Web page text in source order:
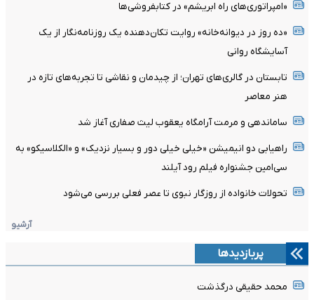
«امپراتوری‌های راه ابریشم» در کتابفروشی‌ها
«ده روز در دیوانه‌خانه» روایت تکان‌دهنده یک روزنامه‌نگار از یک
آسایشگاه روانی
تابستان در گالری‌های تهران؛ از چیدمان و نقاشی تا تجربه‌های تازه در
هنر معاصر
ساماندهی و مرمت آرامگاه یعقوب لیث صفاری آغاز شد
راهیابی دو انیمیشن «خیلی خیلی دور و بسیار نزدیک» و «الکلاسیکو» به
سی‌امین جشنواره فیلم رود آیلند
تحولات خانواده از روزگار نبوی تا عصر فعلی بررسی می‌شود
آرشیو
پربازدیدها
محمد حقیقی درگذشت